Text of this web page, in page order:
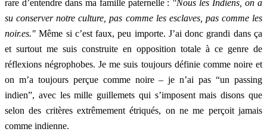
rare d’entendre dans ma famille paternelle : "Nous les Indiens, on a
su conserver notre culture, pas comme les esclaves, pas comme les
noir.es." Même si c’est faux, peu importe. J’ai donc grandi dans ça
et surtout me suis construite en opposition totale à ce genre de
réflexions négrophobes. Je me suis toujours définie comme noire et
on m’a toujours perçue comme noire – je n’ai pas “un passing
indien”, avec les mille guillemets qui s’imposent mais disons que
selon des critères extrêmement étriqués, on ne me perçoit jamais
comme indienne.